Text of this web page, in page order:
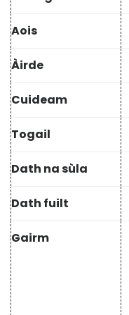
Aois
Àirde
Cuideam
Togail
Dath na sùla
Dath fuilt
Gairm